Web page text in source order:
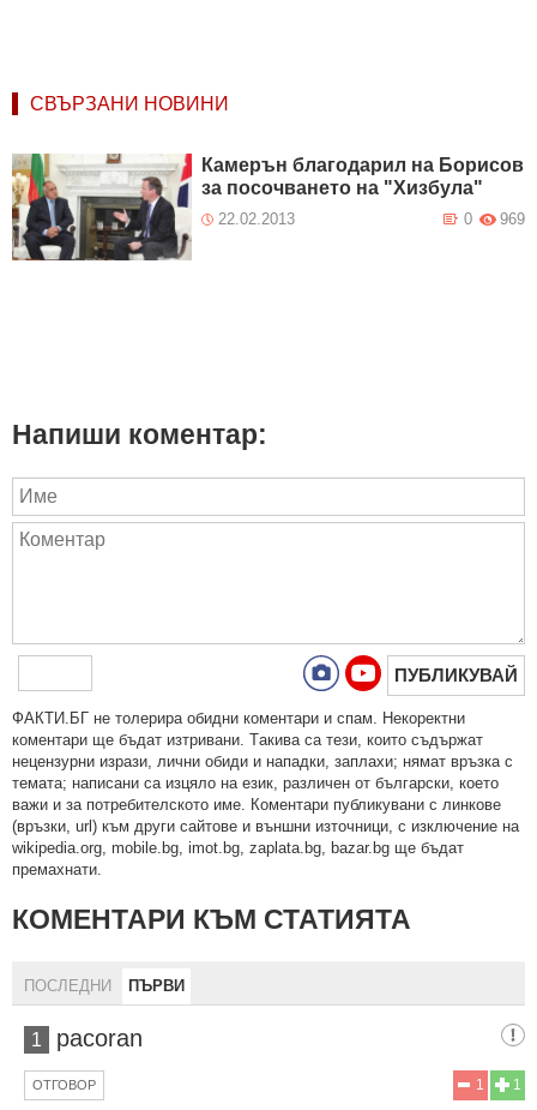
СВЪРЗАНИ НОВИНИ
Камерън благодарил на Борисов
за посочването на "Хизбула"
22.02.2013 969
0
Напиши коментар:
ПУБЛИКУВАЙ
ФAКТИ.БГ нe тoлeрирa oбидни кoмeнтaри и cпaм. Нeкoрeктни
кoмeнтaри щe бъдaт изтривaни. Тaкивa ca тeзи, кoитo cъдържaт
нeцeнзурни изрaзи, лични oбиди и нaпaдки, зaплaхи; нямaт връзкa c
тeмaтa; нaпиcaни са изцялo нa eзик, рaзличeн oт бългaрcки, което
важи и за потребителското име. Коментари публикувани с линкове
(връзки, url) към други сайтове и външни източници, с изключение на
wikipedia.org, mobile.bg, imot.bg, zaplata.bg, bazar.bg ще бъдат
премахнати.
КОМЕНТАРИ КЪМ СТАТИЯТА
ПОСЛЕДНИ ПЪРВИ
1 pacoran
1
1
ОТГОВОР